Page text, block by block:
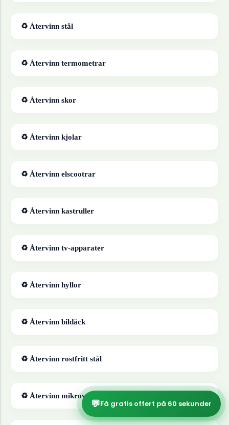
♻ Återvinn stål
♻ Återvinn termometrar
♻ Återvinn skor
♻ Återvinn kjolar
♻ Återvinn elscootrar
♻ Återvinn kastruller
♻ Återvinn tv-apparater
♻ Återvinn hyllor
♻ Återvinn bildäck
♻ Återvinn rostfritt stål
♻ Återvinn mikrovågsugnar
💬Få gratis offert på 60 sekunder